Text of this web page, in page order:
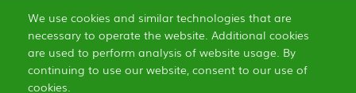
We use cookies and similar technologies that are
necessary to operate the website. Additional cookies
are used to perform analysis of website usage. By
continuing to use our website, consent to our use of
cookies.
Öle